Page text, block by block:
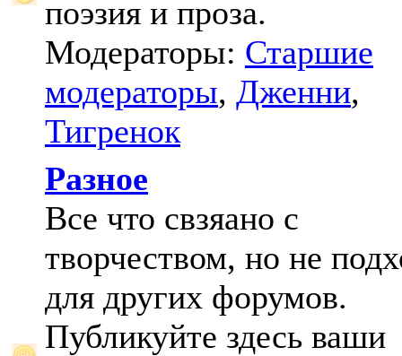
поэзия и проза.
Модераторы: Старшие
модераторы, Дженни,
Тигренок
Разное
Все что свзяано с
творчеством, но не
для других форумов.
Публикуйте здесь ваши